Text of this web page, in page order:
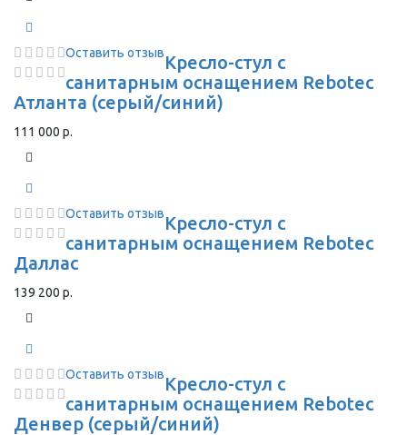
Оставить отзывКресло-стул с
санитарным оснащением Rebotec
Атланта (серый/синий)
111 000 р.
Оставить отзывКресло-стул с
санитарным оснащением Rebotec
Даллас
139 200 р.
Оставить отзывКресло-стул с
санитарным оснащением Rebotec
Денвер (серый/синий)